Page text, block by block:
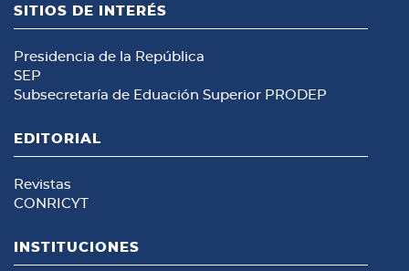
SITIOS DE INTERÉS
Presidencia de la República
SEP
Subsecretaría de Eduación Superior PRODEP
EDITORIAL
Revistas
CONRICYT
INSTITUCIONES